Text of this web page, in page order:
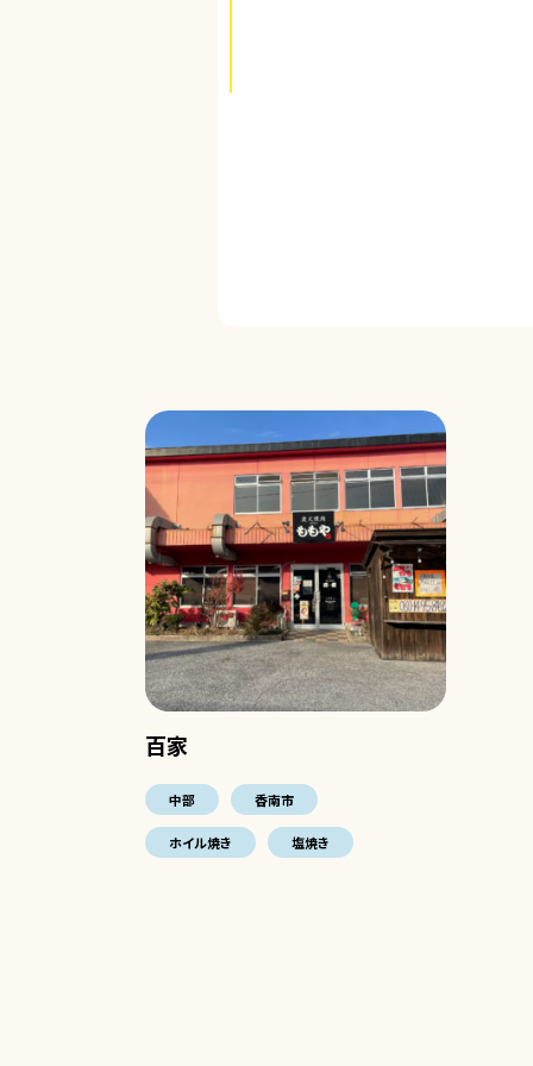
百家
中部 香南市
ホイル焼き 塩焼き